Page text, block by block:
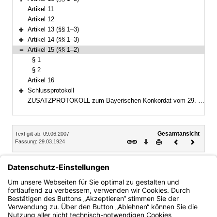
Bereich erweitern
Artikel 11
Artikel 12
Bereich erweitern
Artikel 13 (§§ 1–3)
Bereich erweitern
Artikel 14 (§§ 1–3)
Bereich reduzieren
Artikel 15 (§§ 1–2)
§ 1
§ 2
Artikel 16
Bereich erweitern
Schlussprotokoll
ZUSATZPROTOKOLL zum Bayerischen Konkordat vom 29. März 1924, zuletzt geändert durch den Vertrag vom 8. Juni 1988
Inhalt
Text gilt ab: 09.06.2007
Fassung: 29.03.1924
Gesamtansicht
Download
DruckenVorheriges
§ 1
§ 2